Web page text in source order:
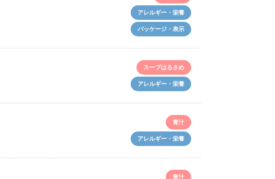
アレルギー・栄養
パッケージ・表示
スープはるさめ
アレルギー・栄養
青汁
アレルギー・栄養
青汁